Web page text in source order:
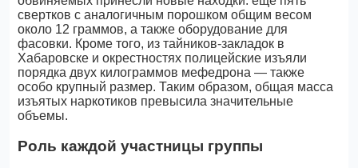
свертков с аналогичным порошком общим весом
около 12 граммов, а также оборудование для
фасовки. Кроме того, из тайников-закладок в
Хабаровске и окрестностях полицейские изъяли
порядка двух килограммов мефедрона — также
особо крупный размер. Таким образом, общая масса
изъятых наркотиков превысила значительные
объемы.
Роль каждой участницы группы